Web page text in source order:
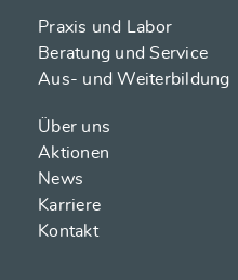
Praxis und Labor
Beratung und Service
Aus- und Weiterbildung
Über uns
Aktionen
News
Karriere
Kontakt